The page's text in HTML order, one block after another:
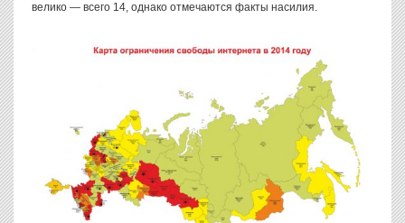
велико — всего 14, однако отмечаются факты насилия.